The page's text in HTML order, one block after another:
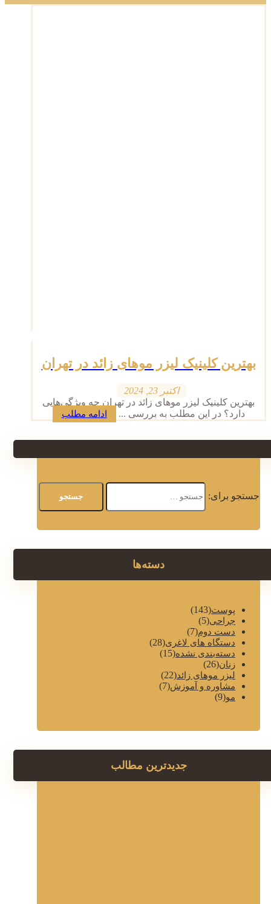
بهترین کلینیک لیزر موهای زائد در تهران
اکتبر 23, 2024
بهترین کلینیک لیزر موهای زائد در تهران چه ویژگی‌هایی
دارد؟ در این مطلب به بررسی ...
ادامه مطلب
جستجو برای:
دسته‌ها
پوست(143)
جراحی(5)
دست دوم(7)
دستگاه های لاغری(28)
دسته‌بندی نشده(15)
زنان(26)
لیزر موهای زائد(22)
مشاوره و آموزش(7)
مو(9)
جدیدترین مطالب